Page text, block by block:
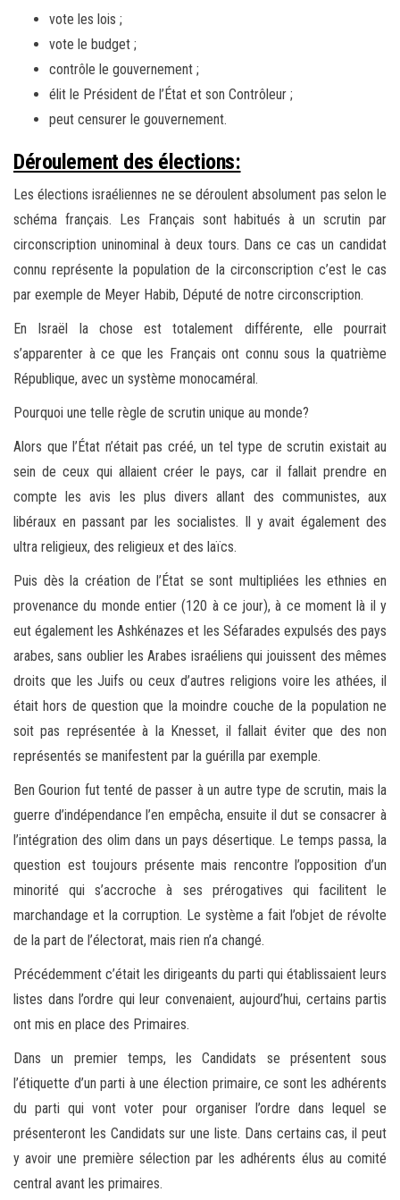
vote les lois ;
vote le budget ;
contrôle le gouvernement ;
élit le Président de l’État et son Contrôleur ;
peut censurer le gouvernement.
Déroulement des élections:
Les élections israéliennes ne se déroulent absolument pas selon le
schéma français. Les Français sont habitués à un scrutin par
circonscription uninominal à deux tours. Dans ce cas un candidat
connu représente la population de la circonscription c’est le cas
par exemple de Meyer Habib, Député de notre circonscription.
En Israël la chose est totalement différente, elle pourrait
s’apparenter à ce que les Français ont connu sous la quatrième
République, avec un système monocaméral.
Pourquoi une telle règle de scrutin unique au monde?
Alors que l’État n’était pas créé, un tel type de scrutin existait au
sein de ceux qui allaient créer le pays, car il fallait prendre en
compte les avis les plus divers allant des communistes, aux
libéraux en passant par les socialistes. Il y avait également des
ultra religieux, des religieux et des laïcs.
Puis dès la création de l’État se sont multipliées les ethnies en
provenance du monde entier (120 à ce jour), à ce moment là il y
eut également les Ashkénazes et les Séfarades expulsés des pays
arabes, sans oublier les Arabes israéliens qui jouissent des mêmes
droits que les Juifs ou ceux d’autres religions voire les athées, il
était hors de question que la moindre couche de la population ne
soit pas représentée à la Knesset, il fallait éviter que des non
représentés se manifestent par la guérilla par exemple.
Ben Gourion fut tenté de passer à un autre type de scrutin, mais la
guerre d’indépendance l’en empêcha, ensuite il dut se consacrer à
l’intégration des olim dans un pays désertique. Le temps passa, la
question est toujours présente mais rencontre l’opposition d’un
minorité qui s’accroche à ses prérogatives qui facilitent le
marchandage et la corruption. Le système a fait l’objet de révolte
de la part de l’électorat, mais rien n’a changé.
Précédemment c’était les dirigeants du parti qui établissaient leurs
listes dans l’ordre qui leur convenaient, aujourd’hui, certains partis
ont mis en place des Primaires.
Dans un premier temps, les Candidats se présentent sous
l’étiquette d’un parti à une élection primaire, ce sont les adhérents
du parti qui vont voter pour organiser l’ordre dans lequel se
présenteront les Candidats sur une liste. Dans certains cas, il peut
y avoir une première sélection par les adhérents élus au comité
central avant les primaires.